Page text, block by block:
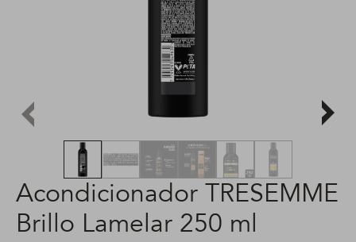
Acondicionador TRESEMME
Brillo Lamelar 250 ml